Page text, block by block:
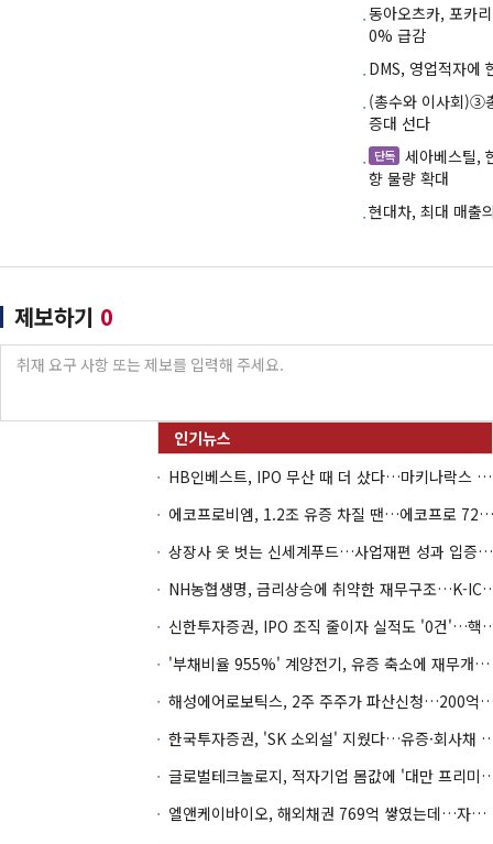
동아오츠카, 포카
0% 급감
DMS, 영업적자에
(총수와 이사회)③
증대 선다
단독
세아베스틸,
향 물량 확대
현대차, 최대 매출
제보하기 0
HB인베스트, IPO 무산 때 더 샀다…마키나락스 투자 2.7배 회수
에코프로비엠, 1.2조 유증 차질 땐…에코프로 7270억 '독박'
상장사 옷 벗는 신세계푸드…사업재편 성과 입증할까
NH농협생명, 금리상승에 취
신한투자증권, IPO 조직 줄
'부채비율 955%' 계양전기, 유증 축소에 재무개선 효과 '뚝'
해성에어로보틱스, 2주 주주가 파산
한국투자증권, 'SK 소외설' 지웠
글로벌테크놀로지, 적자기업 몸값
엘앤케이바이오, 해외채권 769억 쌓였는데…자회사 4곳 자본잠식